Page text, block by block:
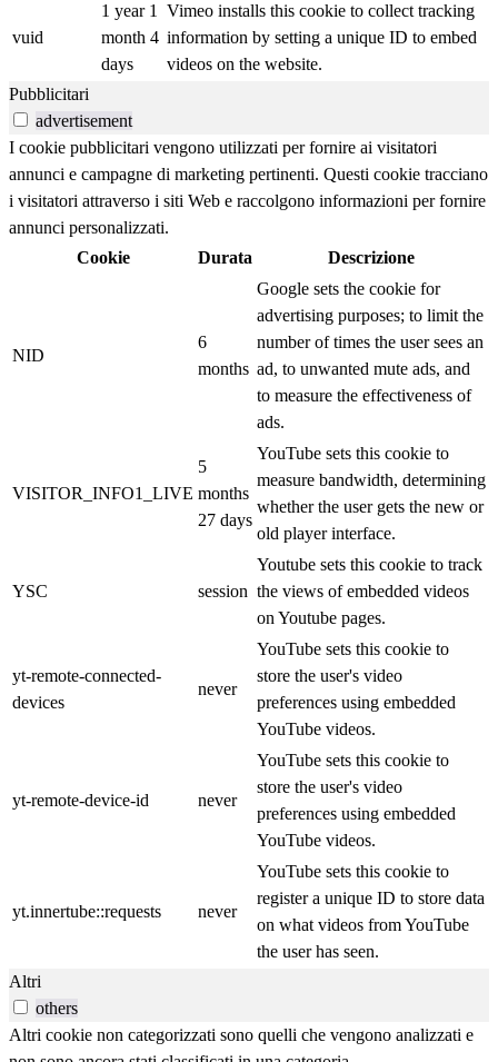
vuid
1 year 1
month 4
days
Vimeo installs this cookie to collect tracking
information by setting a unique ID to embed
videos on the website.
Pubblicitari
advertisement
I cookie pubblicitari vengono utilizzati per fornire ai visitatori
annunci e campagne di marketing pertinenti. Questi cookie tracciano
i visitatori attraverso i siti Web e raccolgono informazioni per fornire
annunci personalizzati.
Cookie
Durata Descrizione
NID
6
months
Google sets the cookie for
advertising purposes; to limit the
number of times the user sees an
ad, to unwanted mute ads, and
to measure the effectiveness of
ads.
VISITOR_INFO1_LIVE
5
months
27 days
YouTube sets this cookie to
measure bandwidth, determining
whether the user gets the new or
old player interface.
YSC session
Youtube sets this cookie to track
the views of embedded videos
on Youtube pages.
yt-remote-connected-
devices
never
YouTube sets this cookie to
store the user's video
preferences using embedded
YouTube videos.
yt-remote-device-id never
YouTube sets this cookie to
store the user's video
preferences using embedded
YouTube videos.
yt.innertube::requests never
YouTube sets this cookie to
register a unique ID to store data
on what videos from YouTube
the user has seen.
Altri
others
Altri cookie non categorizzati sono quelli che vengono analizzati e